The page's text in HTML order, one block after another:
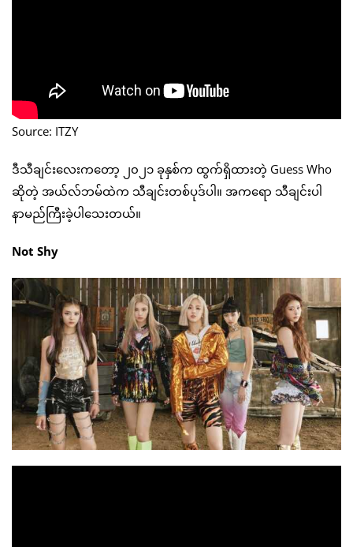
Source: ITZY
ဒီသီချင်းလေးကတော့ ၂၀၂၁ ခုနှစ်က ထွက်ရှိထားတဲ့ Guess Who
ဆိုတဲ့ အယ်လ်ဘမ်ထဲက သီချင်းတစ်ပုဒ်ပါ။ အကရော သီချင်းပါ
နာမည်ကြီးခဲ့ပါသေးတယ်။
Not Shy